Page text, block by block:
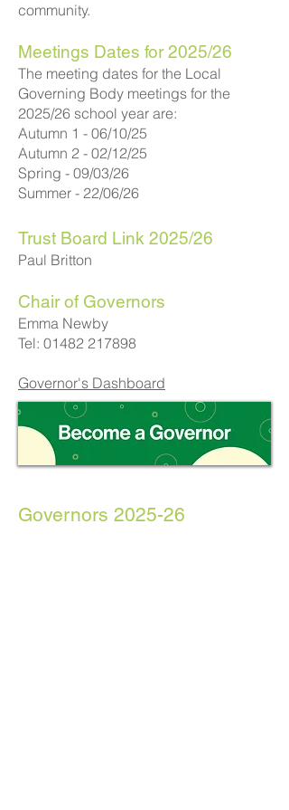
community.
Meetings Dates for 2025/26
The meeting dates for the Local
Governing Body meetings for the
2025/26 school year are:
Autumn 1 - 06/10/25
Autumn 2 - 02/12/25
Spring - 09/03/26
Summer - 22/06/26
Trust Board Link 2025/26
Paul Britton
Chair of Governors
Emma Newby
Tel: 01482 217898
Governor's Dashboard
Governors 2025-26